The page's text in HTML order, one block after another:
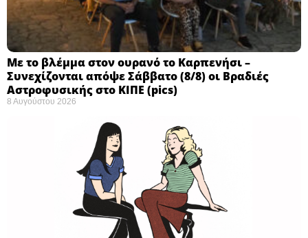
Με το βλέμμα στον ουρανό το Καρπενήσι –
Συνεχίζονται απόψε Σάββατο (8/8) οι Βραδιές
Αστροφυσικής στο ΚΙΠΕ (pics)
8 Αυγούστου 2026